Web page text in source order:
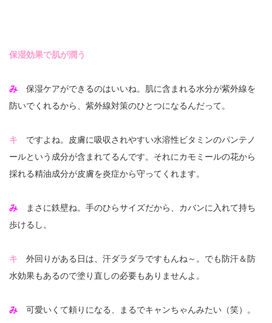
保湿効果で肌が潤う
み 保湿ケアができるのはいいね。肌に含まれる水分が紫外線を
防いでくれるから、紫外線対策のひとつになるんだって。
キ ですよね。皮膚に吸収されやすい水溶性ビタミンのパンテノ
ールという成分が含まれてるんです。それにカモミールの花から
採れる精油成分が皮膚を炎症から守ってくれます。
み まさに鉄壁ね。手のひらサイズだから、カバンに入れて持ち
歩けるし。
キ 外回りがある日は、汗ダラダラですもんね～。でも防汗＆防
水効果もあるので塗り直しの必要もありませんよ。
み 可愛いくて頼りになる、まるでキャンちゃんみたい（笑）。